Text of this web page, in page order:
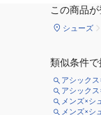
この商品
シューズ
類似条件で
アシック
アシック
メンズ×シ
メンズ×シ